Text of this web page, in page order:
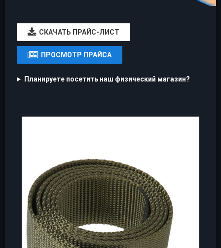
CКАЧАТЬ ПРАЙС-ЛИСТ
ПРОСМОТР ПРАЙСА
Планируете посетить наш физический магазин?